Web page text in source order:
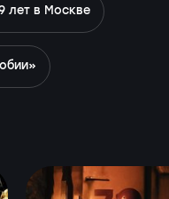
лет в Москве